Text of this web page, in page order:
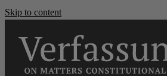
Skip to content